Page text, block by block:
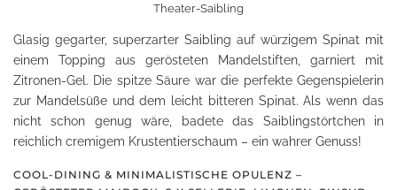
Theater-Saibling
Glasig gegarter, superzarter Saibling auf würzigem Spinat mit
einem Topping aus gerösteten Mandelstiften, garniert mit
Zitronen-Gel. Die spitze Säure war die perfekte Gegenspielerin
zur Mandelsüße und dem leicht bitteren Spinat. Als wenn das
nicht schon genug wäre, badete das Saiblingstörtchen in
reichlich cremigem Krustentierschaum – ein wahrer Genuss!
COOL-DINING & MINIMALISTISCHE OPULENZ –